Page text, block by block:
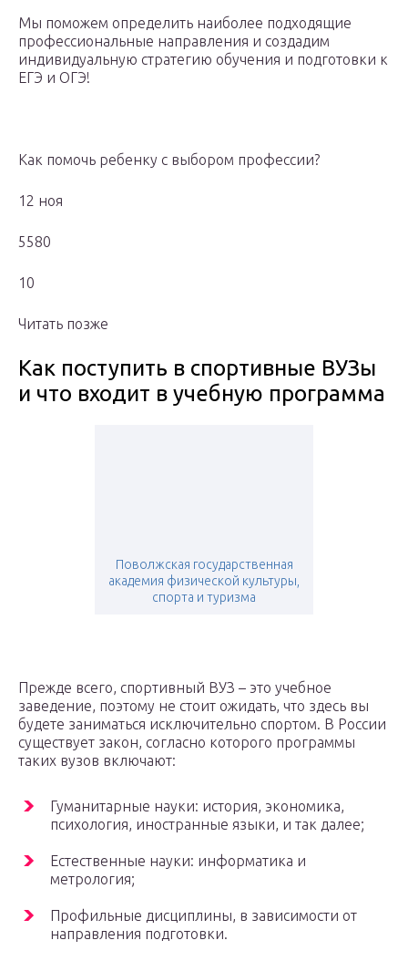
Мы поможем определить наиболее подходящие
профессиональные направления и создадим
индивидуальную стратегию обучения и подготовки к
ЕГЭ и ОГЭ!
Как помочь ребенку с выбором профессии?
12 ноя
5580
10
Читать позже
Как поступить в спортивные ВУЗы
и что входит в учебную программа
Поволжская государственная
академия физической культуры,
спорта и туризма
Прежде всего, спортивный ВУЗ – это учебное
заведение, поэтому не стоит ожидать, что здесь вы
будете заниматься исключительно спортом. В России
существует закон, согласно которого программы
таких вузов включают:
Гуманитарные науки: история, экономика,
психология, иностранные языки, и так далее;
Естественные науки: информатика и
метрология;
Профильные дисциплины, в зависимости от
направления подготовки.